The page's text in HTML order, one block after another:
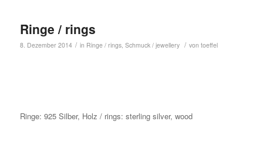
Ringe / rings
8. Dezember 2014 / in Ringe / rings, Schmuck / jewellery / von toeffel
Ringe: 925 Silber, Holz / rings: sterling silver, wood